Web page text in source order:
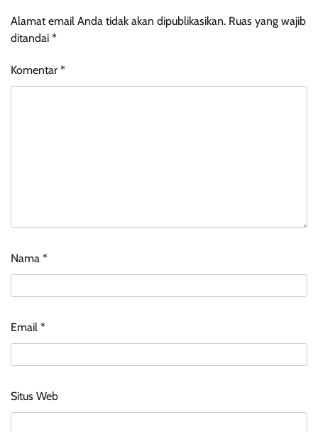
Alamat email Anda tidak akan dipublikasikan. Ruas yang wajib
ditandai *
Komentar *
Nama *
Email *
Situs Web